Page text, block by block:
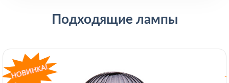
Подходящие лампы